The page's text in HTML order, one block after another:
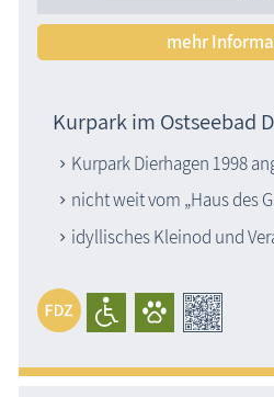
mehr
Kurpark im Ostseebad
Kurpark Dierhagen 1998
nicht weit vom „Haus des
idyllisches Kleinod und